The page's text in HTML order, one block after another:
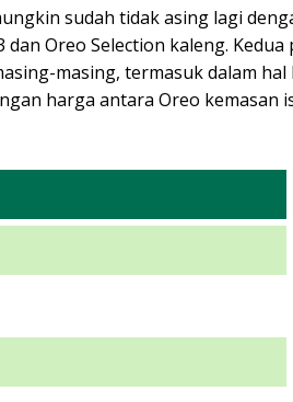
sudah tidak asing lagi
dan Oreo Selection kaleng.
masing, termasuk dalam hal
harga antara Oreo kemasan